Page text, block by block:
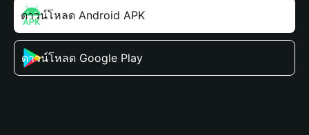
ดาวน์โหลด Android APK
ดาวน์โหลด Google Play